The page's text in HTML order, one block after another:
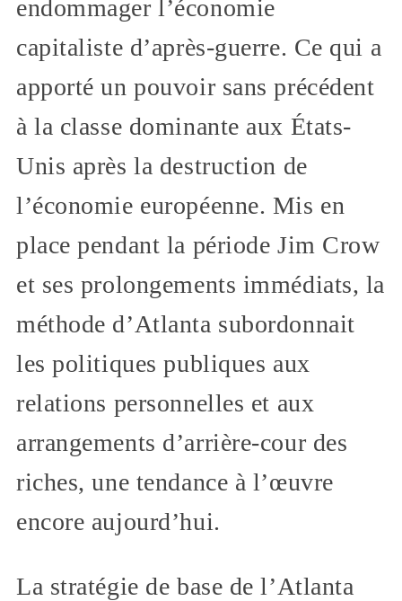
endommager l’économie
capitaliste d’après-guerre. Ce qui a
apporté un pouvoir sans précédent
à la classe dominante aux États-
Unis après la destruction de
l’économie européenne. Mis en
place pendant la période Jim Crow
et ses prolongements immédiats, la
méthode d’Atlanta subordonnait
les politiques publiques aux
relations personnelles et aux
arrangements d’arrière-cour des
riches, une tendance à l’œuvre
encore aujourd’hui.
La stratégie de base de l’Atlanta